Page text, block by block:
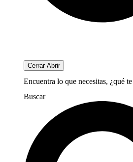
Cerrar Abrir
Encuentra lo que necesitas, ¿qué
Buscar